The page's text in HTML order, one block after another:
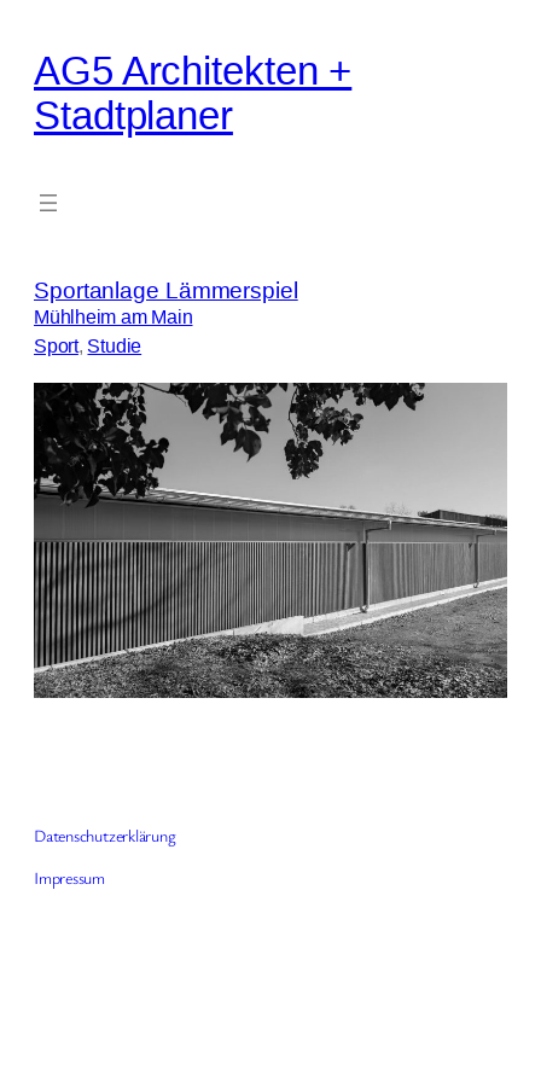
Inhalt
springen
AG5 Architekten +
Stadtplaner
Sportanlage Lämmerspiel
Mühlheim am Main
Sport, Studie
Datenschutzerklärung
Impressum